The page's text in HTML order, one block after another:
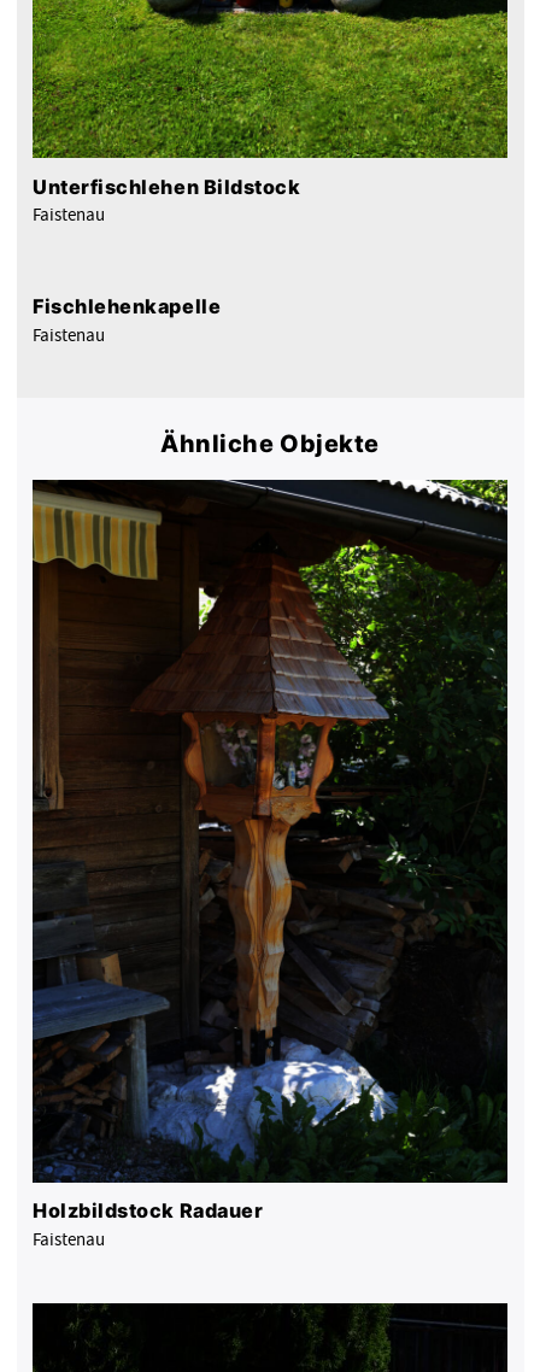
Unterfischlehen Bildstock
Faistenau
Fischlehenkapelle
Faistenau
Ähnliche Objekte
Holzbildstock Radauer
Faistenau